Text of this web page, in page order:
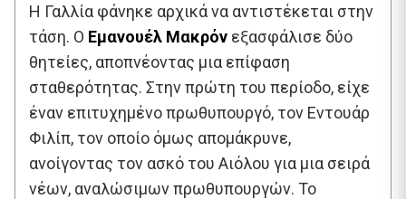
Η Γαλλία φάνηκε αρχικά να αντιστέκεται στην
τάση. Ο Εμανουέλ Μακρόν εξασφάλισε δύο
θητείες, αποπνέοντας μια επίφαση
σταθερότητας. Στην πρώτη του περίοδο, είχε
έναν επιτυχημένο πρωθυπουργό, τον Εντουάρ
Φιλίπ, τον οποίο όμως απομάκρυνε,
ανοίγοντας τον ασκό του Αιόλου για μια σειρά
νέων, αναλώσιμων πρωθυπουργών. Το